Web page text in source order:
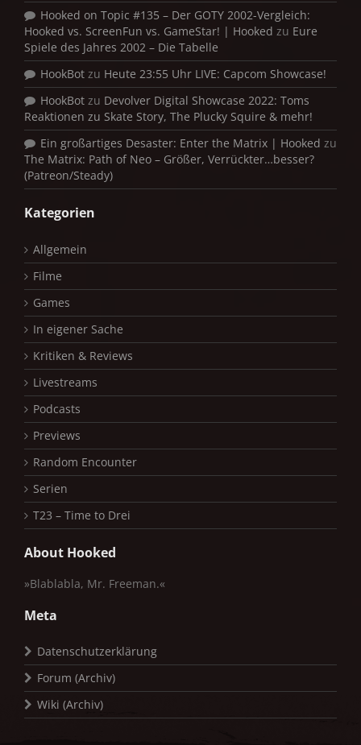
Hooked on Topic #135 – Der GOTY 2002-Vergleich:
Hooked vs. ScreenFun vs. GameStar! | Hooked zu Eure
Spiele des Jahres 2002 – Die Tabelle
HookBot zu Heute 23:55 Uhr LIVE: Capcom Showcase!
HookBot zu Devolver Digital Showcase 2022: Toms
Reaktionen zu Skate Story, The Plucky Squire & mehr!
Ein großartiges Desaster: Enter the Matrix | Hooked zu
The Matrix: Path of Neo – Größer, Verrückter…besser?
(Patreon/Steady)
Kategorien
Allgemein
Filme
Games
In eigener Sache
Kritiken & Reviews
Livestreams
Podcasts
Previews
Random Encounter
Serien
T23 – Time to Drei
About Hooked
»Blablabla, Mr. Freeman.«
Meta
Datenschutzerklärung
Forum (Archiv)
Wiki (Archiv)